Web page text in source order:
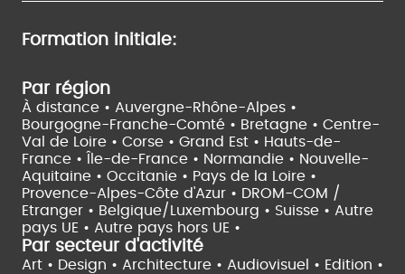
Formation initiale:
Par région
À distance • Auvergne-Rhône-Alpes •
Bourgogne-Franche-Comté • Bretagne • Centre-
Val de Loire • Corse • Grand Est • Hauts-de-
France •
Île-de-France • Normandie • Nouvelle-
Aquitaine • Occitanie • Pays de la Loire •
Provence-Alpes-Côte d'Azur • DROM-COM /
Etranger • Belgique/Luxembourg • Suisse • Autre
pays UE • Autre pays hors UE •
Par secteur d'activité
Art • Design • Architecture • Audiovisuel • Edition •